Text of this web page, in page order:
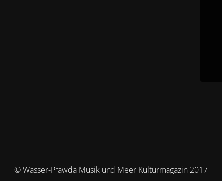
© Wasser-Prawda Musik und Meer Kulturmagazin 2017